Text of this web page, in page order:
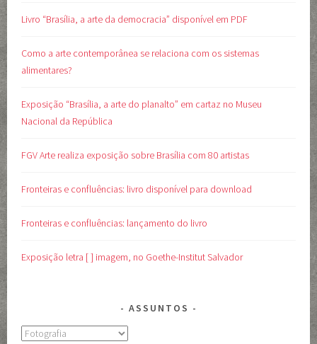
Livro “Brasília, a arte da democracia” disponível em PDF
Como a arte contemporânea se relaciona com os sistemas
alimentares?
Exposição “Brasília, a arte do planalto” em cartaz no Museu
Nacional da República
FGV Arte realiza exposição sobre Brasília com 80 artistas
Fronteiras e confluências: livro disponível para download
Fronteiras e confluências: lançamento do livro
Exposição letra [ ] imagem, no Goethe-Institut Salvador
ASSUNTOS
Assuntos